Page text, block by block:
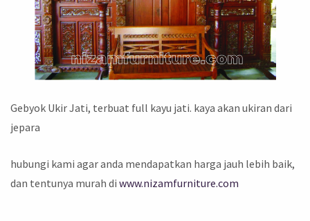
Gebyok Ukir Jati, terbuat full kayu jati. kaya akan ukiran dari
jepara
hubungi kami agar anda mendapatkan harga jauh lebih baik,
dan tentunya murah di www.nizamfurniture.com